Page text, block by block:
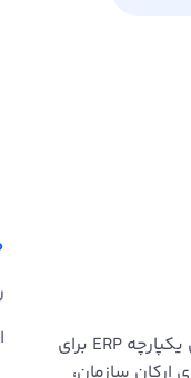
گروه نرم‌افزاری چارچوب | ارائه‌دهنده راهکارهای یکپارچه ERP برای